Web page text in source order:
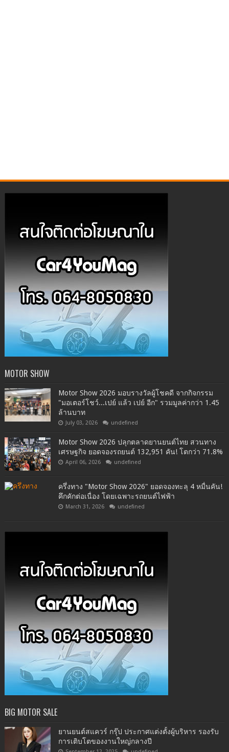
MOTOR SHOW
Motor Show 2026 มอบรางวัลผู้โชคดี จากกิจกรรม
"มอเตอร์โชว์...เปย์ แล้ว เปย์ อีก" รวมมูลค่ากว่า 1.45
ล้านบาท
July 03, 2026 undefined
Motor Show 2026 ปลุกตลาดยานยนต์ไทย สวนทาง
เศรษฐกิจ ยอดจองรถยนต์ 132,951 คัน! โตกว่า 71.8%
April 06, 2026 undefined
ครึ่งทาง "Motor Show 2026" ยอดจองทะลุ 4 หมื่นคัน!
คึกคักต่อเนื่อง โดยเฉพาะรถยนต์ไฟฟ้า
March 31, 2026 undefined
BIG MOTOR SALE
ยานยนต์สแควร์ กรุ๊ป ประกาศแต่งตั้งผู้บริหาร รองรับ
การเติบโตของงานใหญ่กลางปี